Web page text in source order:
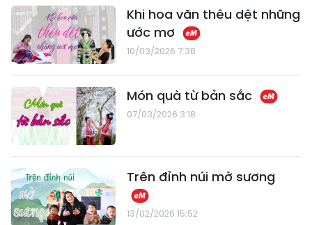
Khi hoa văn thêu dệt những
ước mơ
10/03/2026 7:38
Món quà từ bản sắc
07/03/2026 3:18
Trên đỉnh núi mờ sương
13/02/2026 15:52